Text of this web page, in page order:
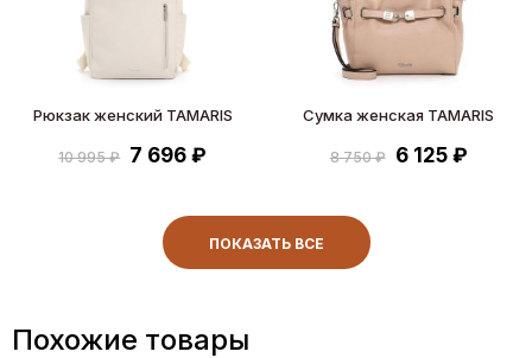
Рюкзак женский TAMARIS
10 995 ₽ 7 696 ₽
Сумка женская TAMARIS
8 750 ₽ 6 125 ₽
ПОКАЗАТЬ ВСЕ
Похожие товары